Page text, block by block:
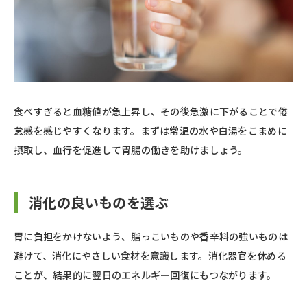
食べすぎると血糖値が急上昇し、その後急激に下がることで倦
怠感を感じやすくなります。まずは常温の水や白湯をこまめに
摂取し、血行を促進して胃腸の働きを助けましょう。
消化の良いものを選ぶ
胃に負担をかけないよう、脂っこいものや香辛料の強いものは
避けて、消化にやさしい食材を意識します。消化器官を休める
ことが、結果的に翌日のエネルギー回復にもつながります。